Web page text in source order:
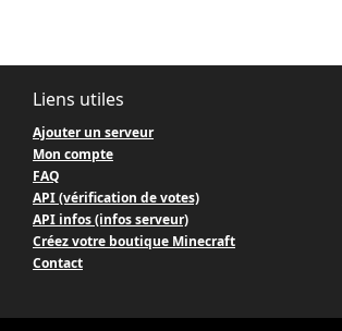
Liens utiles
Ajouter un serveur
Mon compte
FAQ
API (vérification de votes)
API infos (infos serveur)
Créez votre boutique Minecraft
Contact